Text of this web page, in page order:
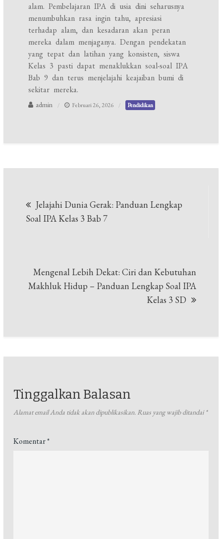
alam. Pembelajaran IPA di usia dini seharusnya
menumbuhkan rasa ingin tahu, apresiasi
terhadap alam, dan kesadaran akan peran
mereka dalam menjaganya. Dengan pendekatan
yang tepat dan latihan yang konsisten, siswa
Kelas 3 pasti dapat menaklukkan soal-soal IPA
Bab 9 dan terus menjelajahi keajaiban bumi di
sekitar mereka.
admin Februari 26, 2026 Pendidikan
pos
Jelajahi Dunia Gerak: Panduan Lengkap
Soal IPA Kelas 3 Bab 7
Mengenal Lebih Dekat: Ciri dan Kebutuhan
Makhluk Hidup – Panduan Lengkap Soal IPA
Kelas 3 SD
Tinggalkan Balasan
Alamat email Anda tidak akan dipublikasikan. Ruas yang wajib ditandai *
Komentar*